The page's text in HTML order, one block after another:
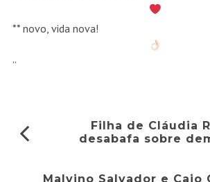
** novo, vida nova!
”
Filha de Cláudia
desabafa sobre
Malvino Salvador e Caio